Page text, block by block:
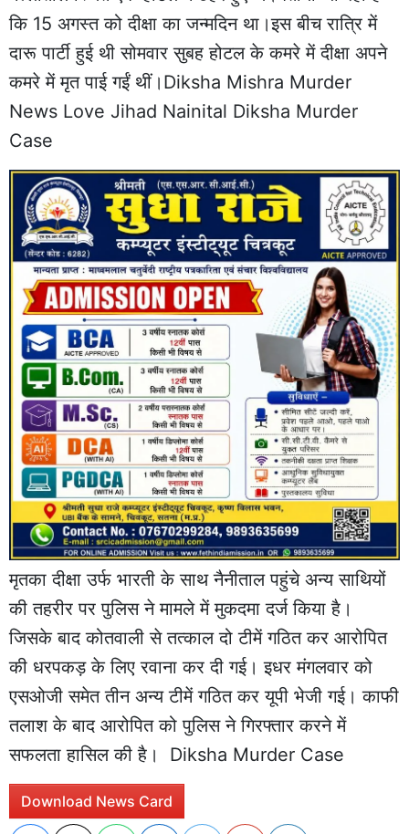
कि 15 अगस्त को दीक्षा का जन्मदिन था।इस बीच रात्रि में
दारू पार्टी हुई थी सोमवार सुबह होटल के कमरे में दीक्षा अपने
कमरे में मृत पाई गईं थीं।Diksha Mishra Murder
News Love Jihad Nainital Diksha Murder
Case
मृतका दीक्षा उर्फ भारती के साथ नैनीताल पहुंचे अन्य साथियों
की तहरीर पर पुलिस ने मामले में मुकदमा दर्ज किया है।
जिसके बाद कोतवाली से तत्काल दो टीमें गठित कर आरोपित
की धरपकड़ के लिए रवाना कर दी गई। इधर मंगलवार को
एसओजी समेत तीन अन्य टीमें गठित कर यूपी भेजी गई। काफी
तलाश के बाद आरोपित को पुलिस ने गिरफ्तार करने में
सफलता हासिल की है। Diksha Murder Case
Download News Card